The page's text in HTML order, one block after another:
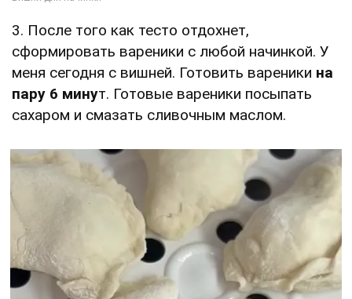
3. После того как тесто отдохнет,
сформировать вареники с любой начинкой. У
меня сегодня с вишней. Готовить вареники на
пару 6 минут. Готовые вареники посыпать
сахаром и смазать сливочным маслом.